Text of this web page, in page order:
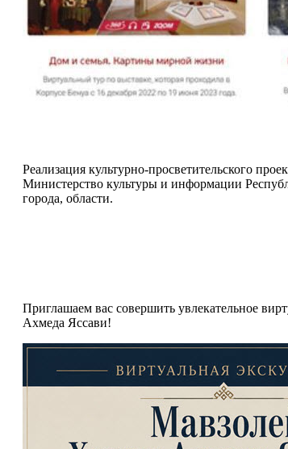
Реализация культурно-просветительского
Министерство культуры и информации
города, области.
Приглашаем вас совершить увлекательное
Ахмеда Яссави!